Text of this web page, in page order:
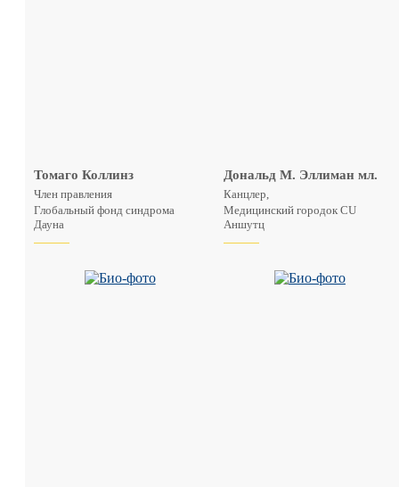
Томаго Коллинз
Член правления
Глобальный фонд синдрома
Дауна
Дональд М. Эллиман мл.
Канцлер,
Медицинский городок CU
Аншутц